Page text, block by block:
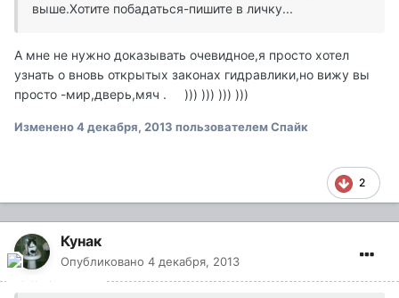
выше.Хотите побадаться-пишите в личку...
А мне не нужно доказывать очевидное,я просто хотел
узнать о вновь открытых законах гидравлики,но вижу вы
просто -мир,дверь,мяч . ))) ))) ))) )))
Изменено4 декабря, 2013 пользователем Спайк
2
Кунак
Опубликовано 4 декабря, 2013